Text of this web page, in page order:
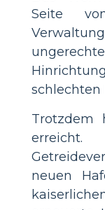
Seite
schlechten
Trotzdem
neuen